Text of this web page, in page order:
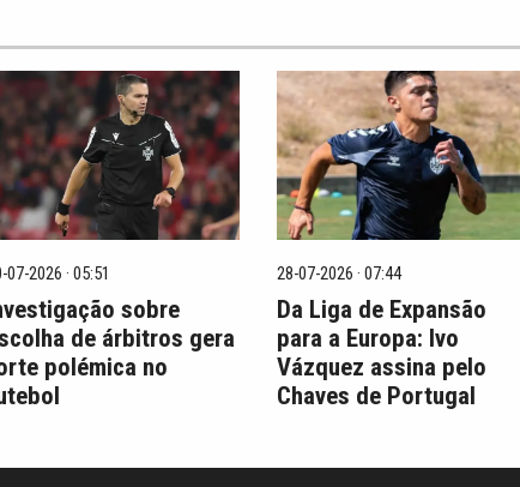
07-2026 · 05:51
sobre
de árbitros gera
polémica no
28-07-2026 · 07:44
Da Liga de Expansão
para a Europa: Ivo
Vázquez assina pelo
Chaves de Portugal